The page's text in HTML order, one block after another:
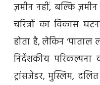
ज़मीन नहीं, बल्कि ज़मीन
चरित्रों का विकास
होता है, लेकिन ‘पाताल
निर्देशकीय
ट्रांसजेंडर, मुस्लिम,